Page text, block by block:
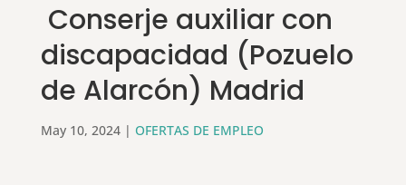
Conserje auxiliar con
discapacidad (Pozuelo
de Alarcón) Madrid
May 10, 2024| OFERTAS DE EMPLEO